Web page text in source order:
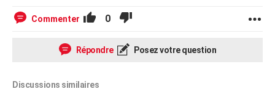
Commenter 0
Répondre Posez votre question
Discussions similaires